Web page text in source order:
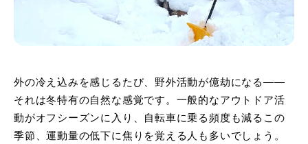
外の冷え込みを感じるたび、野外活動が億劫になる——
それは冬特有の自然な感覚です。一般的なアウトドア活
動がオフシーズンに入り、自転車に乗る頻度も減るこの
季節、運動量の低下に焦りを覚える人も多いでしょう。